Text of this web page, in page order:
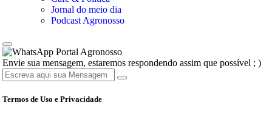
Jornal do meio dia
Podcast Agronosso
Portal Agronosso
Envie sua mensagem, estaremos respondendo assim que possível ; )
Termos de Uso e Privacidade